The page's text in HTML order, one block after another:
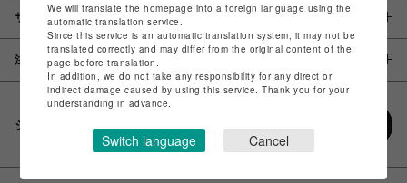
サイズ
注意事項
シェアする
We will translate the homepage into a foreign language using the
automatic translation service.
Since this service is an automatic translation system, it may not be
translated correctly and may differ from the original content of the
page before translation.
In addition, we do not take any responsibility for any direct or
indirect damage caused by using this service. Thank you for your
understanding in advance.
Switch language Cancel